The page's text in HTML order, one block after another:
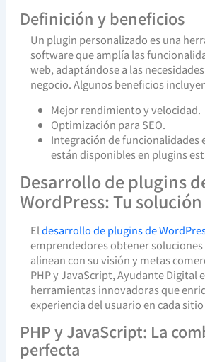
Definición y beneficios
Un plugin personalizado es una
software que amplía las
web, adaptándose a las
negocio. Algunos beneficios
Mejor rendimiento y velocidad.
Optimización para SEO.
Integración de funcionalidades
están disponibles en plugins
Desarrollo de plugins
WordPress: Tu
Eldesarrollo de plugins de
emprendedores obtener soluciones
alinean con su visión y metas
PHP y JavaScript, Ayudante Digital
herramientas innovadoras que
experiencia del usuario en cada
PHP y JavaScript: La
perfecta